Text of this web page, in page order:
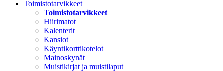
Toimistotarvikkeet
Toimistotarvikkeet
Hiirimatot
Kalenterit
Kansiot
Käyntikorttikotelot
Mainoskynät
Muistikirjat ja muistilaput